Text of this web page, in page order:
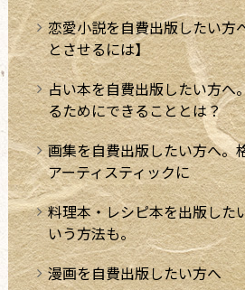
恋愛小説を自費出版したい方
とさせるには】
占い本を自費出版したい方へ
るためにできることとは？
画集を自費出版したい方へ。
アーティスティックに
料理本・レシピ本を出版した
いう方法も。
漫画を自費出版したい方へ